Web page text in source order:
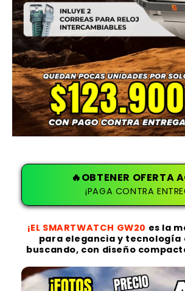
🔥OBTENER OFERTA
¡PAGA CONTRA
¡EL SMARTWATCH GW20 es la
para elegancia y tecnología
buscando, con diseño